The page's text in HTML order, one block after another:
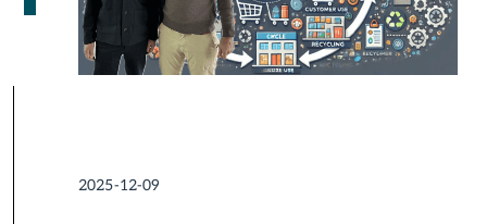
2025-12-09